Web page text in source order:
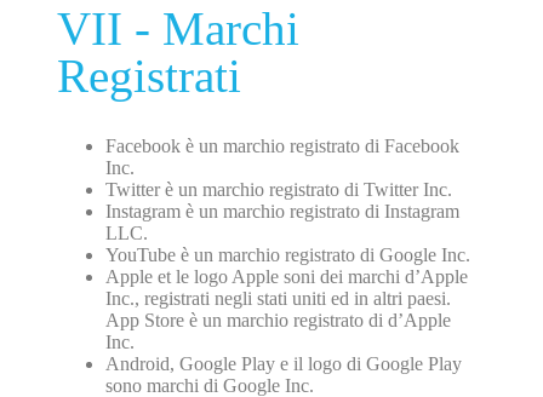
VII - Marchi
Registrati
Facebook è un marchio registrato di Facebook
Inc.
Twitter è un marchio registrato di Twitter Inc.
Instagram è un marchio registrato di Instagram
LLC.
YouTube è un marchio registrato di Google Inc.
Apple et le logo Apple soni dei marchi d’Apple
Inc., registrati negli stati uniti ed in altri paesi.
App Store è un marchio registrato di d’Apple
Inc.
Android, Google Play e il logo di Google Play
sono marchi di Google Inc.